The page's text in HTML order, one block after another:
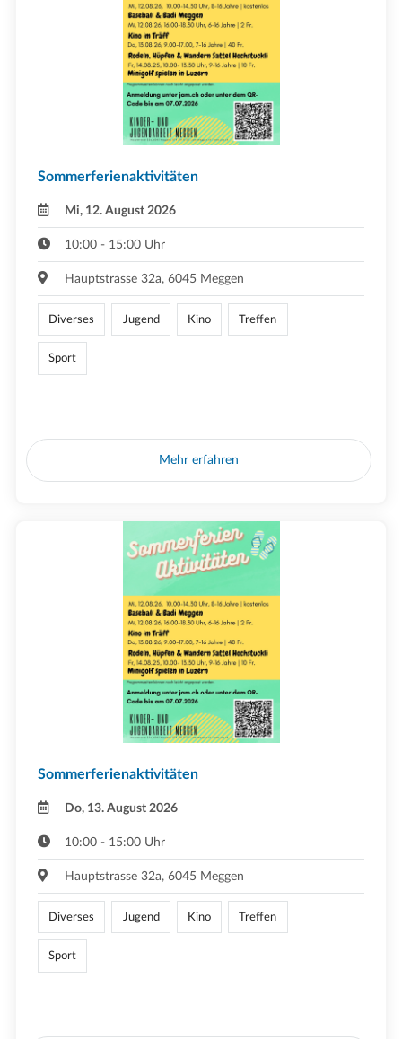
Sommerferienaktivitäten
Mi, 12. August 2026
10:00 - 15:00 Uhr
Hauptstrasse 32a, 6045 Meggen
Diverses Jugend Kino Treffen
Sport
Mehr erfahren
Sommerferienaktivitäten
Do, 13. August 2026
10:00 - 15:00 Uhr
Hauptstrasse 32a, 6045 Meggen
Diverses Jugend Kino Treffen
Sport